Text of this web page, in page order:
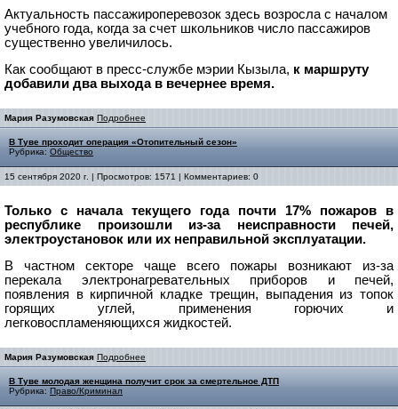
Актуальность пассажироперевозок здесь возросла с началом
учебного года, когда за счет школьников число пассажиров
существенно увеличилось.
Как сообщают в пресс-службе мэрии Кызыла, к маршруту
добавили два выхода в вечернее время.
Мария Разумовская Подробнее
В Туве проходит операция «Отопительный сезон»
Рубрика: Общество
15 сентября 2020 г. | Просмотров: 1571 | Комментариев: 0
Только с начала текущего года почти 17% пожаров в
республике произошли из-за неисправности печей,
электроустановок или их неправильной эксплуатации.
В частном секторе чаще всего пожары возникают из-за
перекала электронагревательных приборов и печей,
появления в кирпичной кладке трещин, выпадения из топок
горящих углей, применения горючих и
легковоспламеняющихся жидкостей.
Мария Разумовская Подробнее
В Туве молодая женщина получит срок за смертельное ДТП
Рубрика: Право/Криминал